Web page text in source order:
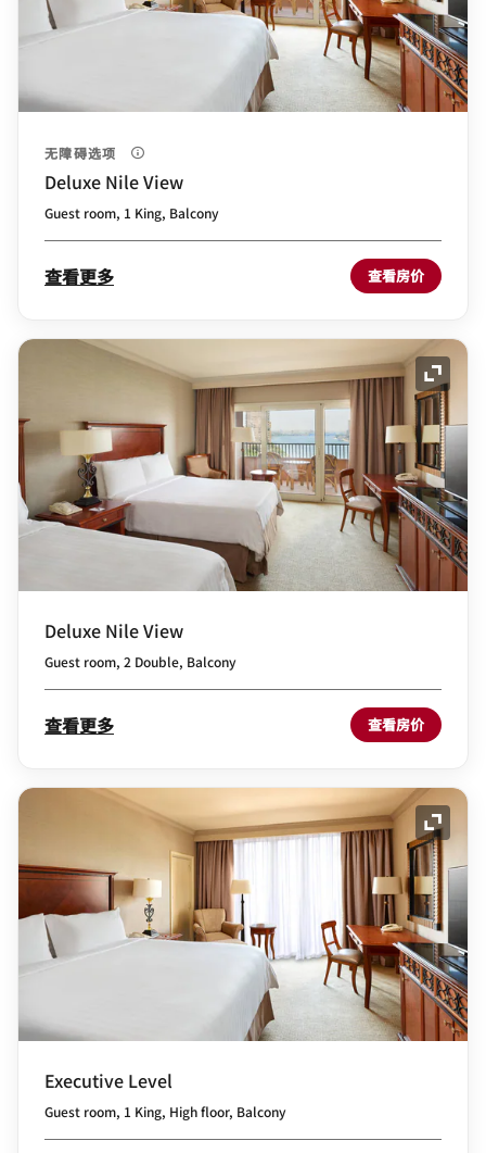
无障碍选项
Deluxe Nile View
Guest room, 1 King, Balcony
查看更多 查看房价
展开
Deluxe Nile View
Guest room, 2 Double, Balcony
查看更多 查看房价
展开
Executive Level
Guest room, 1 King, High floor, Balcony